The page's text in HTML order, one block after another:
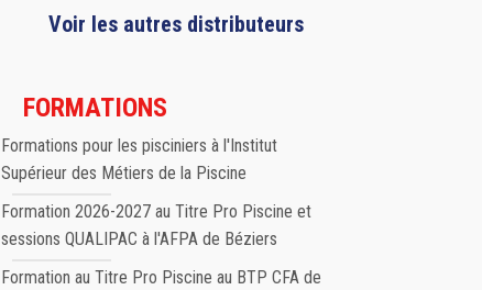
Voir les autres distributeurs
FORMATIONS
Formations pour les pisciniers à l'Institut
Supérieur des Métiers de la Piscine
Formation 2026-2027 au Titre Pro Piscine et
sessions QUALIPAC à l'AFPA de Béziers
Formation au Titre Pro Piscine au BTP CFA de